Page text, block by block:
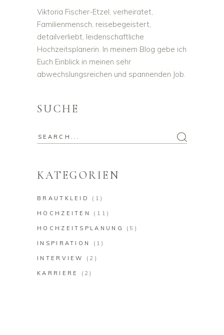
Viktoria Fischer-Etzel, verheiratet,
Familienmensch, reisebegeistert,
detailverliebt, leidenschaftliche
Hochzeitsplanerin. In meinem Blog gebe ich
Euch Einblick in meinen sehr
abwechslungsreichen und spannenden Job.
SUCHE
Search
KATEGORIEN
BRAUTKLEID (1)
HOCHZEITEN (11)
HOCHZEITSPLANUNG (5)
INSPIRATION (1)
INTERVIEW (2)
KARRIERE (2)